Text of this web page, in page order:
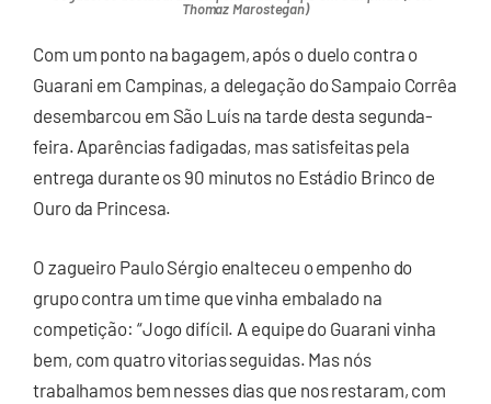
Thomaz Marostegan)
Com um ponto na bagagem, após o duelo contra o
Guarani em Campinas, a delegação do Sampaio Corrêa
desembarcou em São Luís na tarde desta segunda-
feira. Aparências fadigadas, mas satisfeitas pela
entrega durante os 90 minutos no Estádio Brinco de
Ouro da Princesa.
O zagueiro Paulo Sérgio enalteceu o empenho do
grupo contra um time que vinha embalado na
competição: “Jogo difícil. A equipe do Guarani vinha
bem, com quatro vitorias seguidas. Mas nós
trabalhamos bem nesses dias que nos restaram, com